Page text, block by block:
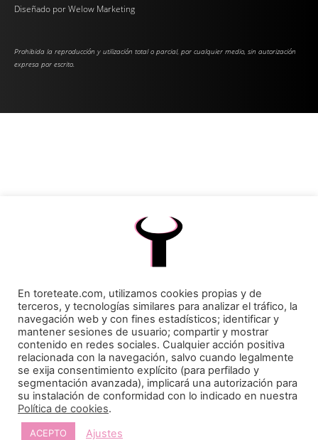
Diseñado porWelow Marketing
Prohibida la reproducción y utilización total o parcial, por cualquier medio, sin autorización
expresa por escrito.
En toreteate.com, utilizamos cookies propias y de
terceros, y tecnologías similares para analizar el tráfico, la
navegación web y con fines estadísticos; identificar y
mantener sesiones de usuario; compartir y mostrar
contenido en redes sociales. Cualquier acción positiva
relacionada con la navegación, salvo cuando legalmente
se exija consentimiento explícito (para perfilado y
segmentación avanzada), implicará una autorización para
su instalación de conformidad con lo indicado en nuestra
Política de cookies.
ACEPTO Ajustes